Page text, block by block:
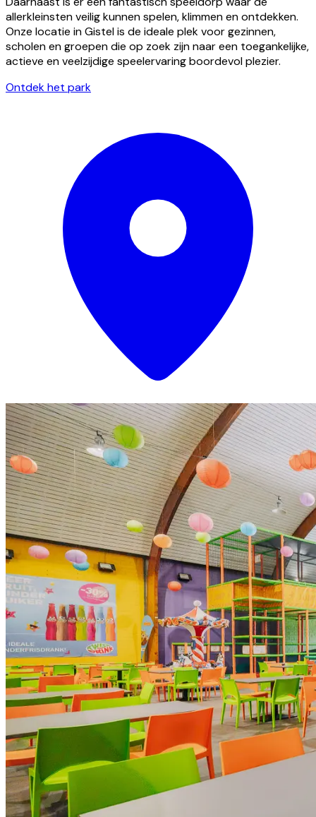
allerkleinsten veilig kunnen spelen, klimmen en ontdekken.
Onze locatie in Gistel is de ideale plek voor gezinnen,
scholen en groepen die op zoek zijn naar een toegankelijke,
actieve en veelzijdige speelervaring boordevol plezier.
Ontdek het park